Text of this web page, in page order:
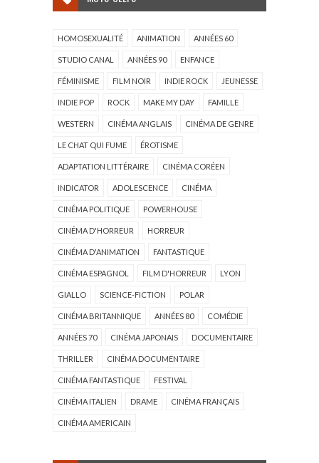
HOMOSEXUALITÉ ANIMATION ANNÉES 60
STUDIO CANAL ANNÉES 90 ENFANCE
FÉMINISME FILM NOIR INDIE ROCK JEUNESSE
INDIE POP ROCK MAKE MY DAY FAMILLE
WESTERN CINÉMA ANGLAIS CINÉMA DE GENRE
LE CHAT QUI FUME ÉROTISME
ADAPTATION LITTÉRAIRE CINÉMA CORÉEN
INDICATOR ADOLESCENCE CINÉMA
CINÉMA POLITIQUE POWERHOUSE
CINÉMA D'HORREUR HORREUR
CINÉMA D'ANIMATION FANTASTIQUE
CINÉMA ESPAGNOL FILM D'HORREUR LYON
GIALLO SCIENCE-FICTION POLAR
CINÉMA BRITANNIQUE ANNÉES 80 COMÉDIE
ANNÉES 70 CINÉMA JAPONAIS DOCUMENTAIRE
THRILLER CINÉMA DOCUMENTAIRE
CINÉMA FANTASTIQUE FESTIVAL
CINÉMA ITALIEN DRAME CINÉMA FRANÇAIS
CINÉMA AMERICAIN